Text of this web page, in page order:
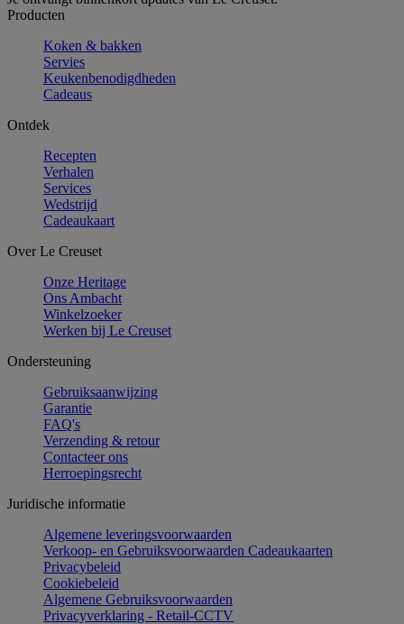
Producten
Koken & bakken
Servies
Keukenbenodigdheden
Cadeaus
Ontdek
Recepten
Verhalen
Services
Wedstrijd
Cadeaukaart
Over Le Creuset
Onze Heritage
Ons Ambacht
Winkelzoeker
Werken bij Le Creuset
Ondersteuning
Gebruiksaanwijzing
Garantie
FAQ's
Verzending & retour
Contacteer ons
Herroepingsrecht
Juridische informatie
Algemene leveringsvoorwaarden
Verkoop- en Gebruiksvoorwaarden Cadeaukaarten
Privacybeleid
Cookiebeleid
Algemene Gebruiksvoorwaarden
Privacyverklaring - Retail-CCTV